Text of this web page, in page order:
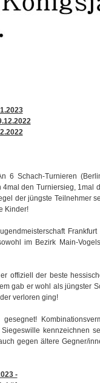
Schach-Turnieren
den Turniersieg, 1mal
der jüngste Teilnehmer
Kinder!
im Bezirk Main-
offiziell der beste
gab er wohl als jüngster
verloren ging!
kennzeichnen
gegen ältere Gegner/
-